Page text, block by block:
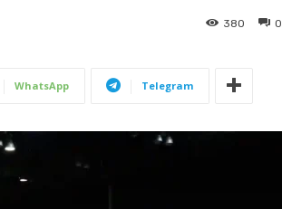
0
380
WhatsApp Telegram